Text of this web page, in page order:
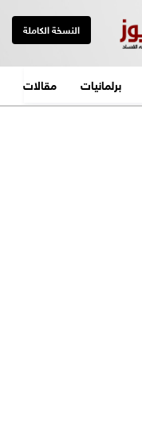
النسخة الكاملة
برلمانيات مقالات